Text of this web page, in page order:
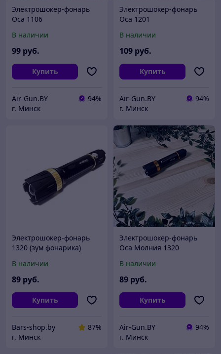
Электрошокер-фонарь
Оса 1106
В наличии
99 руб.
Купить
Air-Gun.BY
94%
г. Минск
Электрошокер-фонарь
Оса 1201
В наличии
109 руб.
Купить
Air-Gun.BY
94%
г. Минск
Электрошокер-фонарь
1320 (зум фонарика)
В наличии
89 руб.
Купить
Bars-shop.by
87%
г. Минск
Электрошокер-фонарь
Оса Молния 1320
В наличии
89 руб.
Купить
Air-Gun.BY
94%
г. Минск